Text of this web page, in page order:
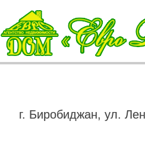
г. Биробиджан, ул.